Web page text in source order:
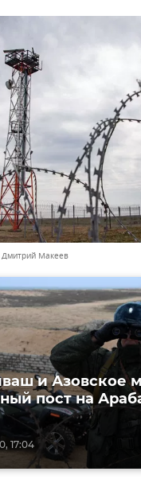
Макеев
17:04
и Азовское
пост на